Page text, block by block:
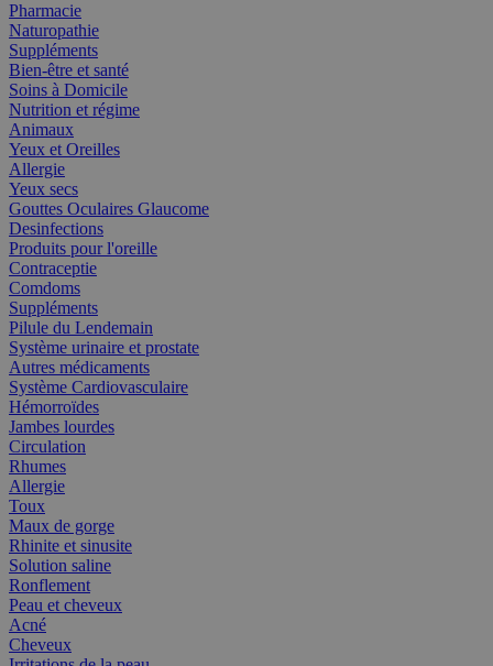
Pharmacie
Naturopathie
Suppléments
Bien-être et santé
Soins à Domicile
Nutrition et régime
Animaux
Yeux et Oreilles
Allergie
Yeux secs
Gouttes Oculaires Glaucome
Desinfections
Produits pour l'oreille
Contraceptie
Comdoms
Suppléments
Pilule du Lendemain
Système urinaire et prostate
Autres médicaments
Système Cardiovasculaire
Hémorroïdes
Jambes lourdes
Circulation
Rhumes
Allergie
Toux
Maux de gorge
Rhinite et sinusite
Solution saline
Ronflement
Peau et cheveux
Acné
Cheveux